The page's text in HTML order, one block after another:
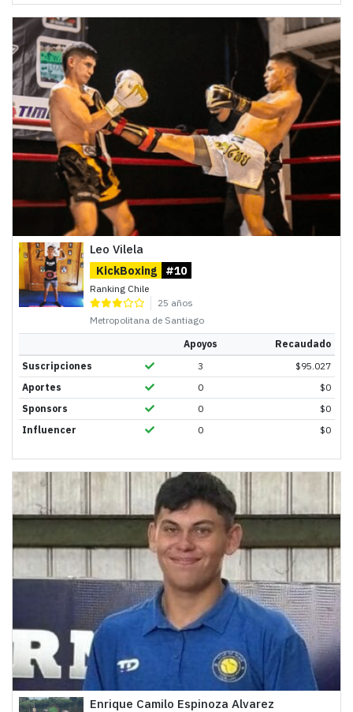
Leo Vilela
KickBoxing #10
Ranking Chile
25 años
Metropolitana de Santiago
Apoyos
Recaudado
Suscripciones
3 $95.027
Aportes
0 $0
Sponsors
0 $0
Influencer
0 $0
Enrique Camilo Espinoza Alvarez